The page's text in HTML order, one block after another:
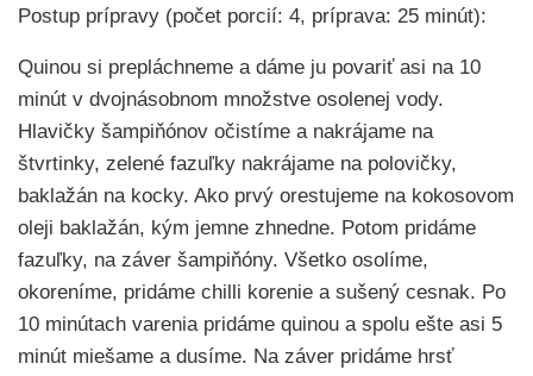
Postup prípravy (počet porcií: 4, príprava: 25 minút):
Quinou si prepláchneme a dáme ju povariť asi na 10
minút v dvojnásobnom množstve osolenej vody.
Hlavičky šampiňónov očistíme a nakrájame na
štvrtinky, zelené fazuľky nakrájame na polovičky,
baklažán na kocky. Ako prvý orestujeme na kokosovom
oleji baklažán, kým jemne zhnedne. Potom pridáme
fazuľky, na záver šampiňóny. Všetko osolíme,
okoreníme, pridáme chilli korenie a sušený cesnak. Po
10 minútach varenia pridáme quinou a spolu ešte asi 5
minút miešame a dusíme. Na záver pridáme hrsť